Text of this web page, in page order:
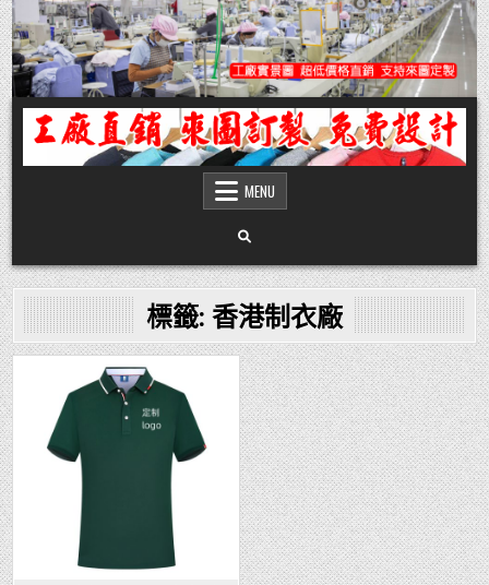
Skip
to
content
團體服
團體服製作,公司企業工作制服POLO衫T恤訂製推薦,做班系校服定製價格,台灣香
港客製化衣服裝工廠商
MENU
標籤: 香港制衣廠
Posted